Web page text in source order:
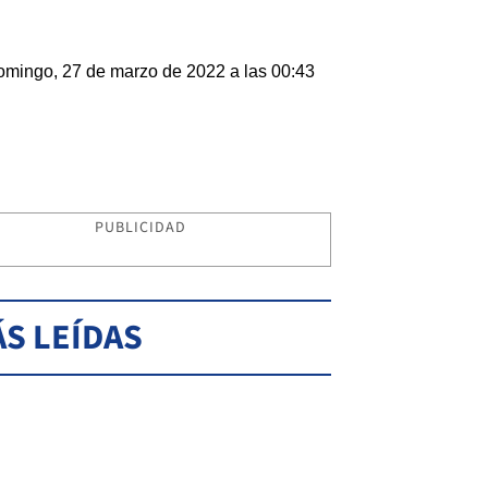
27 de marzo de 2022 a las 00:43
PUBLICIDAD
LEÍDAS